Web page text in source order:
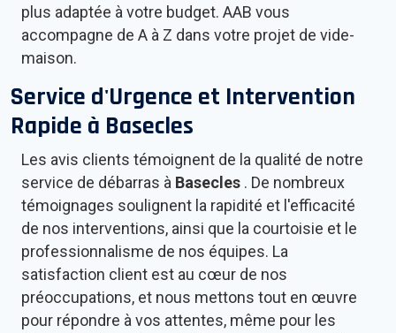
plus adaptée à votre budget. AAB vous
accompagne de A à Z dans votre projet de vide-
maison.
Service d'Urgence et Intervention
Rapide à Basecles
Les avis clients témoignent de la qualité de notre
service de débarras à Basecles . De nombreux
témoignages soulignent la rapidité et l'efficacité
de nos interventions, ainsi que la courtoisie et le
professionnalisme de nos équipes. La
satisfaction client est au cœur de nos
préoccupations, et nous mettons tout en œuvre
pour répondre à vos attentes, même pour les